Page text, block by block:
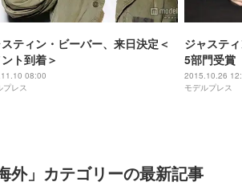
ティン・ビーバー、来日決定＜
ト到着＞
08:00
プレス
ジャステ
5部門受賞
2015.10.26
モデルプレス
外」カテゴリーの最新記事